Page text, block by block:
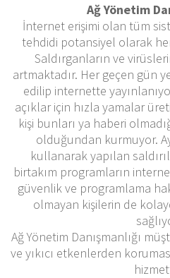
Ağ Yönetim
İnternet erişimi olan tüm
tehdidi potansiyel olarak
Saldırganların ve
artmaktadır. Her geçen gün
edilip internette
açıklar için hızla yamalar
kişi bunları ya haberi
olduğundan kurmuyor.
kullanarak yapılan
birtakım programların
güvenlik ve programlama
olmayan kişilerin de
Ağ Yönetim Danışmanlığı
ve yıkıcı etkenlerden